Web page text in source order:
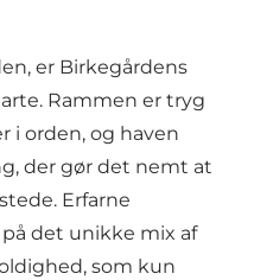
er Birkegårdens
Rammen er tryg
i orden, og haven
der gør det nemt at
Erfarne
det unikke mix af
som kun